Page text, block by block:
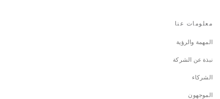
معلومات عنا
المهمة والرؤية
نبذة عن الشركة
الشركاء
الموجهون